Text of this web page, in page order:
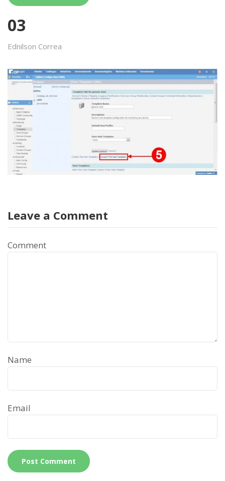
03
Ednilson Correa
Leave a Comment
Comment
Name
Email